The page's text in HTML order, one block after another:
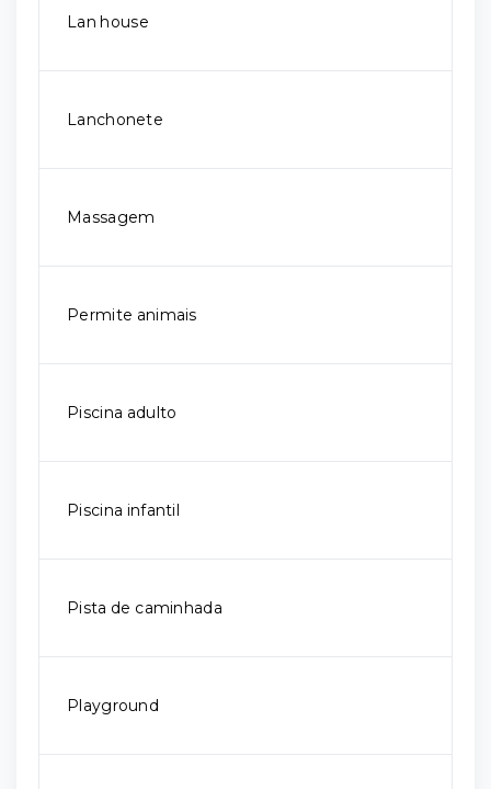
Lan house
Lanchonete
Massagem
Permite animais
Piscina adulto
Piscina infantil
Pista de caminhada
Playground